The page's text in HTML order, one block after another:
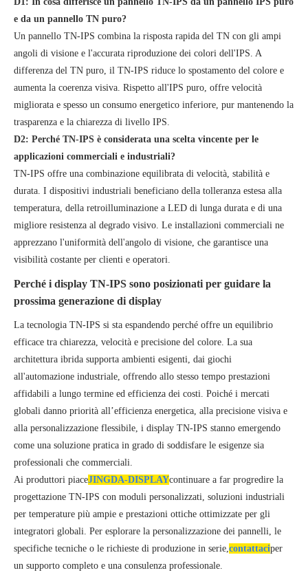
e da un pannello TN puro?
Un pannello TN-IPS combina la risposta rapida del TN con gli ampi
angoli di visione e l'accurata riproduzione dei colori dell'IPS. A
differenza del TN puro, il TN-IPS riduce lo spostamento del colore e
aumenta la coerenza visiva. Rispetto all'IPS puro, offre velocità
migliorata e spesso un consumo energetico inferiore, pur mantenendo la
trasparenza e la chiarezza di livello IPS.
D2: Perché TN-IPS è considerata una scelta vincente per le
applicazioni commerciali e industriali?
TN-IPS offre una combinazione equilibrata di velocità, stabilità e
durata. I dispositivi industriali beneficiano della tolleranza estesa alla
temperatura, della retroilluminazione a LED di lunga durata e di una
migliore resistenza al degrado visivo. Le installazioni commerciali ne
apprezzano l'uniformità dell'angolo di visione, che garantisce una
visibilità costante per clienti e operatori.
Perché i display TN-IPS sono posizionati per guidare la
prossima generazione di display
La tecnologia TN-IPS si sta espandendo perché offre un equilibrio
efficace tra chiarezza, velocità e precisione del colore. La sua
architettura ibrida supporta ambienti esigenti, dai giochi
all'automazione industriale, offrendo allo stesso tempo prestazioni
affidabili a lungo termine ed efficienza dei costi. Poiché i mercati
globali danno priorità all’efficienza energetica, alla precisione visiva e
alla personalizzazione flessibile, i display TN-IPS stanno emergendo
come una soluzione pratica in grado di soddisfare le esigenze sia
professionali che commerciali.
Ai produttori piaceJINGDA-DISPLAYcontinuare a far progredire la
progettazione TN-IPS con moduli personalizzati, soluzioni industriali
per temperature più ampie e prestazioni ottiche ottimizzate per gli
integratori globali. Per esplorare la personalizzazione dei pannelli, le
specifiche tecniche o le richieste di produzione in serie,contattaciper
un supporto completo e una consulenza professionale.